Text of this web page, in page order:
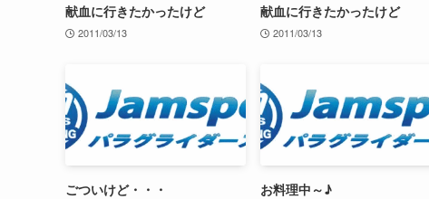
献血に行きたかったけど
2011/03/13
献血に行きたかったけど
2011/03/13
ごついけど・・・ お料理中～♪